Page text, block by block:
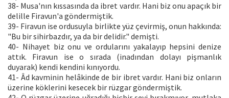
38- Musa'nın kıssasında da ibret vardır. Hani biz onu apaçık bir
delille Firavun'a göndermiştik.
39- Firavun ise ordusuyla birlikte yüz çevirmiş, onun hakkında:
"Bu bir sihirbazdır, ya da bir delidir." demişti.
40- Nihayet biz onu ve ordularını yakalayıp hepsini denize
attık. Firavun ise o sırada (inadından dolayı pişmanlık
duyarak) kendi kendini kınıyordu.
41- Âd kavminin helâkinde de bir ibret vardır. Hani biz onların
üzerine köklerini kesecek bir rüzgar göndermiştik.